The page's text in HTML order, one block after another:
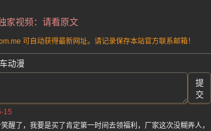
家视频：请看原文
可自动获得最新网址。请记录保存本站官方联系邮箱！
动漫
提
交
15
了，我要是买了肯定第一时间去领福利，厂家这次没糊弄人，